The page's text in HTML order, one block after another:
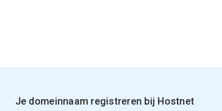
Je domeinnaam registreren bij Hostnet